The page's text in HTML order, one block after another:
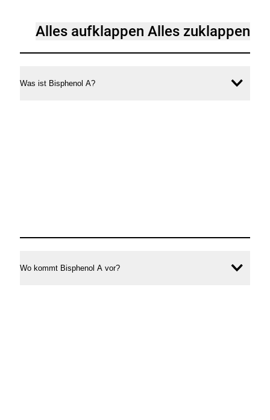
[Accordion]
in
Alles aufklappenAlles zuklappen
Was ist Bisphenol A?
Wo kommt Bisphenol A vor?